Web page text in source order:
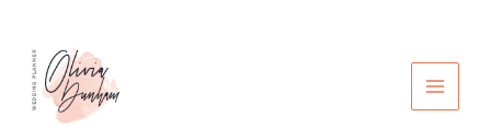
contenido